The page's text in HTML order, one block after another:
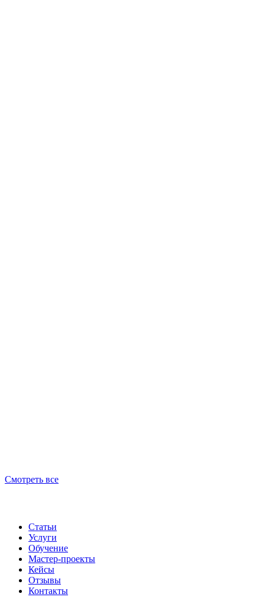
Смотреть все
Статьи
Услуги
Обучение
Мастер-проекты
Кейсы
Отзывы
Контакты